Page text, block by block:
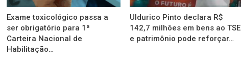
Exame toxicológico passa a
ser obrigatório para 1ª
Carteira Nacional de
Habilitação…
Uldurico Pinto declara R$
142,7 milhões em bens ao TSE
e patrimônio pode reforçar…